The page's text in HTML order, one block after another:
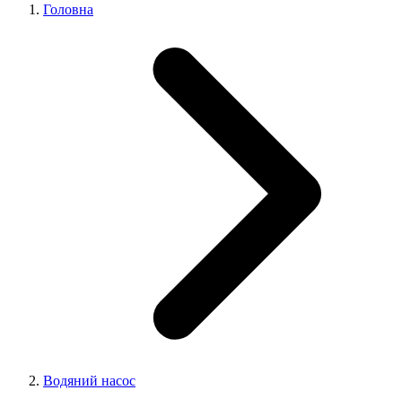
Головна
Водяний насос